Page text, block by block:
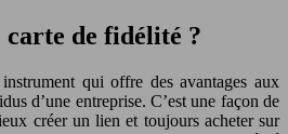
carte de fidélité ?
qui offre des avantages aux
d’une entreprise. C’est une façon de
créer un lien et toujours acheter sur